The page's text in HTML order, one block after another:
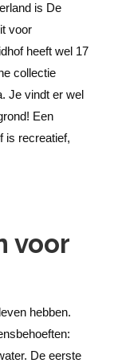
is De
voor
heeft wel 17
collectie
Je vindt er wel
Een
is recreatief,
voor
hebben.
De eerste